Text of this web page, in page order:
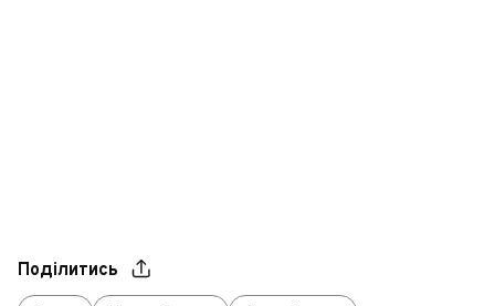
Поділитись